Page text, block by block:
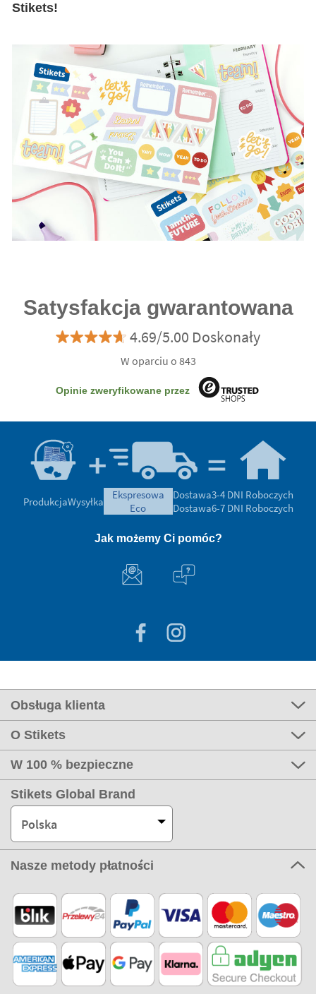
Stikets!
Satysfakcja gwarantowana
4.69/5.00 Doskonały
W oparciu o 843
Opinie zweryfikowane przez
ProdukcjaWysyłka
ekspresowa
eco
Dostawa3-4 DNI Roboczych
Dostawa6-7 DNI Roboczych
Jak możemy Ci pomóc?
Obsługa klienta
O Stikets
W 100 % bezpieczne
Stikets Global Brand
Polska
Nasze metody płatności